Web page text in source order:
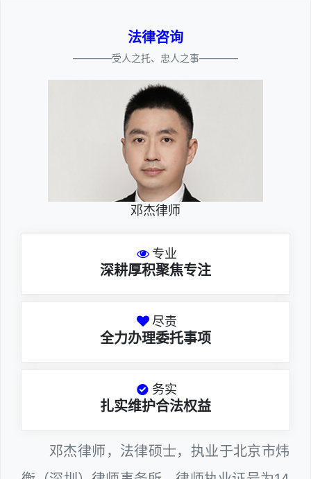
法律咨询
————受人之托、忠人之事————
邓杰律师
专业
深耕厚积聚焦专注
尽责
全力办理委托事项
务实
扎实维护合法权益
邓杰律师，法律硕士，执业于北京市炜